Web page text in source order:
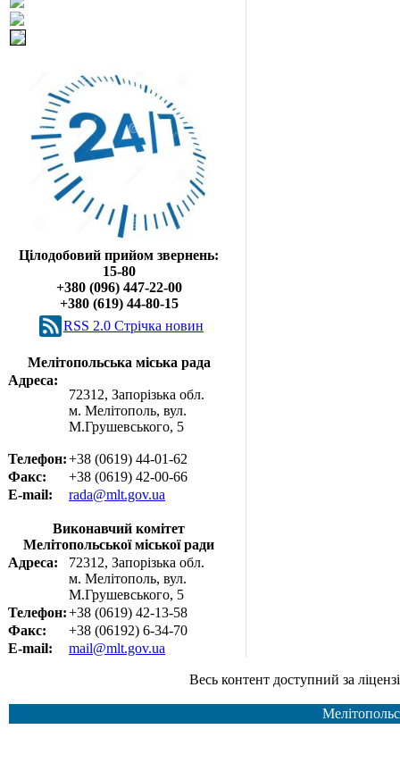
Цілодобовий прийом звернень:
15-80
+380 (096) 447-22-00
+380 (619) 44-80-15
RSS 2.0 Cтрічка новин
Мелітопольська міська рада
Адреса:
72312, Запорізька обл.
м. Мелітополь, вул.
М.Грушевського, 5
Телефон:+38 (0619) 44-01-62
Факс:
+38 (0619) 42-00-66
E-mail:
rada@mlt.gov.ua
Виконавчий комітет
Мелітопольської міської ради
Адреса:
72312, Запорізька обл.
м. Мелітополь, вул.
М.Грушевського, 5
Телефон:+38 (0619) 42-13-58
Факс:
+38 (06192) 6-34-70
E-mail:
mail@mlt.gov.ua
Весь контент доступний за ліцензією Creative